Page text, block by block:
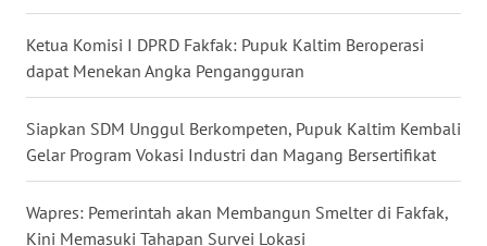
Ketua Komisi I DPRD Fakfak: Pupuk Kaltim Beroperasi
dapat Menekan Angka Pengangguran
Siapkan SDM Unggul Berkompeten, Pupuk Kaltim Kembali
Gelar Program Vokasi Industri dan Magang Bersertifikat
Wapres: Pemerintah akan Membangun Smelter di Fakfak,
Kini Memasuki Tahapan Survei Lokasi
WN
KALTENG
WN
KALTARA
WN
KALSEL